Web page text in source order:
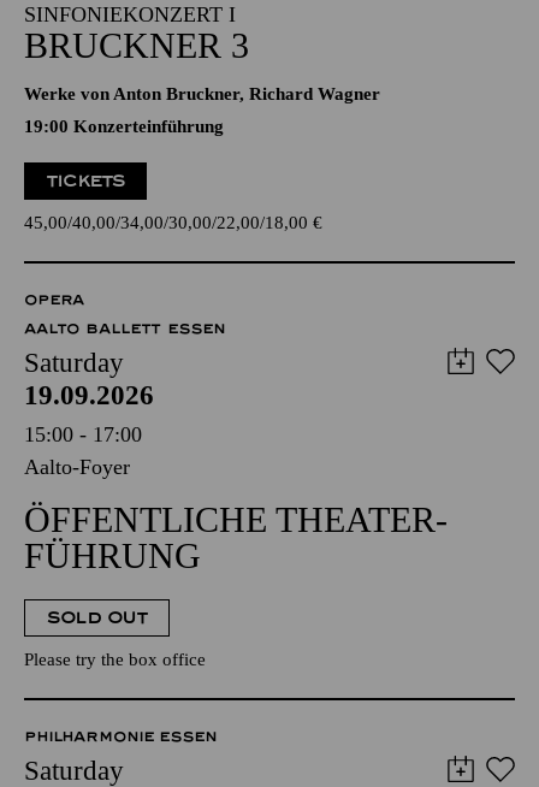
SINFONIEKONZERT I
BRUCKNER 3
Werke von Anton Bruckner, Richard Wagner
19:00 Konzerteinführung
TICKETS
45,00 40,00 34,00 30,00 22,00 18,00 €
OPERA
AALTO BALLETT ESSEN
Saturday
19.09.2026
15:00 - 17:00
Aalto-Foyer
ÖFFENTLICHE THEATER­
FÜHRUNG
SOLD OUT
Please try the box office
PHILHARMONIE ESSEN
Saturday